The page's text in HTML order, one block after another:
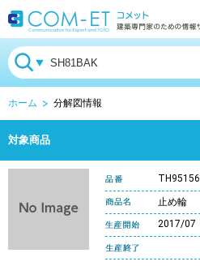
ホーム 分解図情報
対象商品
TH95156
止め輪
2017/07